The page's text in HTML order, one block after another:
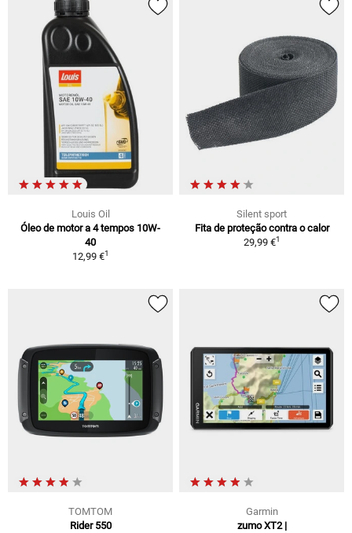
Louis Oil
Óleo de motor a 4 tempos 10W-
40
12,99 €1
Silent sport
Fita de proteção contra o calor
29,99 €1
TOMTOM
Rider 550
Garmin
zumo XT2 |